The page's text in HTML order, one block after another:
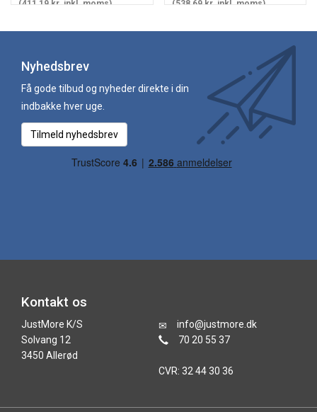
(411,19 kr. inkl. moms)
(538,69 kr. inkl. moms)
Nyhedsbrev
Få gode tilbud og nyheder direkte i din
indbakke hver uge.
Tilmeld nyhedsbrev
Kontakt os
JustMore K/S
Solvang 12
3450 Allerød
info@justmore.dk
70 20 55 37
CVR: 32 44 30 36